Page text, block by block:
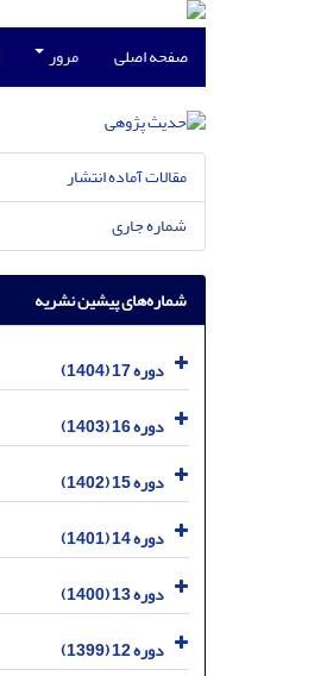
صفحه اصلی مرور
مقالات آماده انتشار
شماره جاری
شماره‌های پیشین نشریه
دوره 17 (1404)
دوره 16 (1403)
دوره 15 (1402)
دوره 14 (1401)
دوره 13 (1400)
دوره 12 (1399)